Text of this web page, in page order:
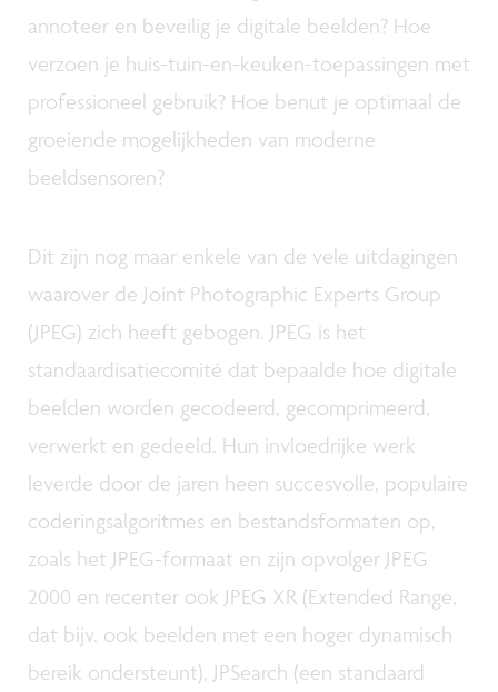
annoteer en beveilig je digitale beelden? Hoe
verzoen je huis-tuin-en-keuken-toepassingen met
professioneel gebruik? Hoe benut je optimaal de
groeiende mogelijkheden van moderne
beeldsensoren?
Dit zijn nog maar enkele van de vele uitdagingen
waarover de Joint Photographic Experts Group
(JPEG) zich heeft gebogen. JPEG is het
standaardisatiecomité dat bepaalde hoe digitale
beelden worden gecodeerd, gecomprimeerd,
verwerkt en gedeeld. Hun invloedrijke werk
leverde door de jaren heen succesvolle, populaire
coderingsalgoritmes en bestandsformaten op,
zoals het JPEG-formaat en zijn opvolger JPEG
2000 en recenter ook JPEG XR (Extended Range,
dat bijv. ook beelden met een hoger dynamisch
bereik ondersteunt), JPSearch (een standaard